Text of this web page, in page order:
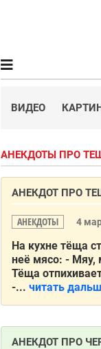
ВИДЕО
АНЕКДОТЫ ПРО
АНЕКДОТ ПРО
АНЕКДОТЫ 4
На кухне тёща
неё мясо: - Мяу,
Тёща
-... читать
АНЕКДОТ ПРО